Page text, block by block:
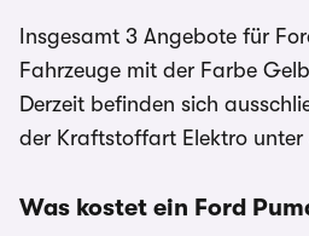
Insgesamt 3 Angebote für
Fahrzeuge mit der Farbe
Derzeit befinden sich
der Kraftstoffart Elektro unter
Was kostet ein Ford